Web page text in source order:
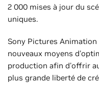
2 000 mises à jour du
uniques.
Sony Pictures
nouveaux moyens
production afin d'offrir
plus grande liberté de